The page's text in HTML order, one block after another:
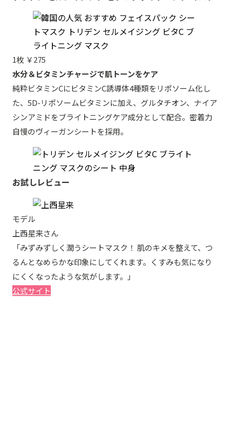
1枚 ￥275
水分＆ビタミンチャージで肌トーンをケア
純粋ビタミンCにビタミンC誘導体4種類をリポソーム化し
た、5D-リポソームビタミンに加え、グルタチオン、ナイア
シンアミドをブライトニングケア成分として配合。密着力
自慢のヴィーガンシートを採用。
お試しレビュー
モデル
上西星来さん
「みずみずしく潤うシートマスク！ 肌のキメを整えて、つ
るんとなめらかな印象にしてくれます。くすみも気になり
にくくなったような気がします。」
公式サイト